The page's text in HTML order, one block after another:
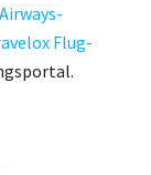
Flug-